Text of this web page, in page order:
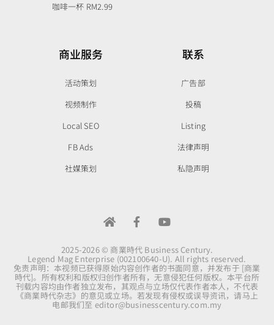
咖啡一杯 RM2.99
商业服务
活动策划
视频制作
Local SEO
FB Ads
社媒策划
联系
广告部
投稿
Listing
法律声明
私隐声明
2025-2026 © 商業時代 Business Century.
Legend Mag Enterprise (002100640-U). All rights reserved.
免责声明：本视频已获得原始内容创作者的书面同意，并发布于 [商業
時代]。所有权利和版权归创作者所有，无意侵犯任何版权。本平台所
刊载内容均由作者独立发布，其观点与立场仅代表作者本人，不代表
《商業時代杂志》的意见或立场。若发现有侵权或误导资讯，请马上
电邮我们至 editor@businesscentury.com.my